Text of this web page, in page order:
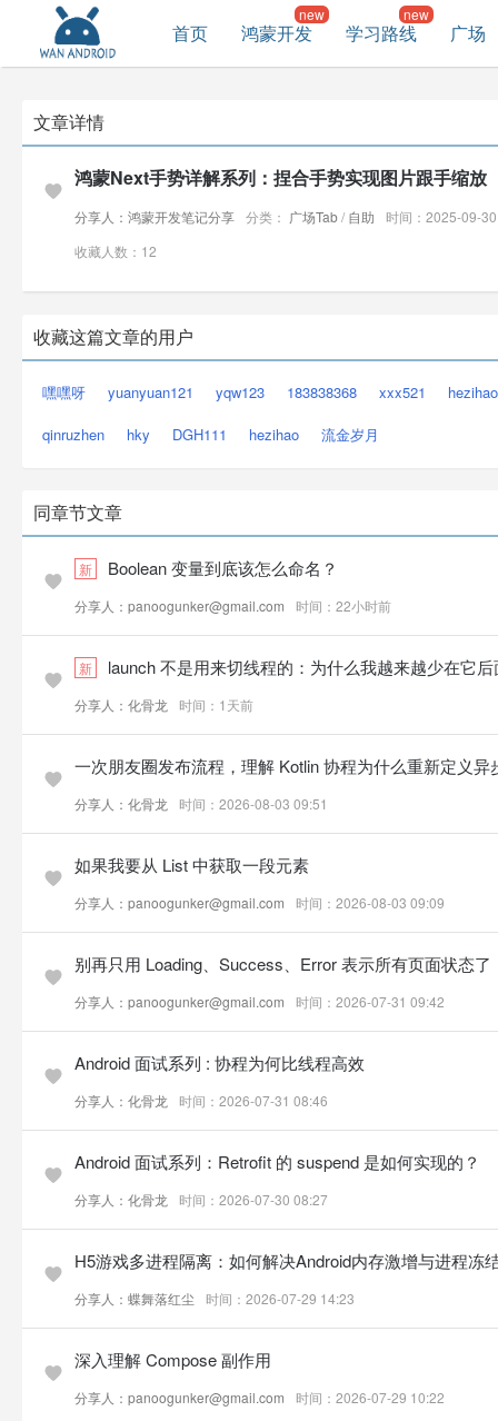
首页 鸿蒙开发 学习路线 广场
文章详情
鸿蒙Next手势详解系列：捏合手势实现图片跟手缩放
分享人：鸿蒙开发笔记分享 分类： 广场Tab/ 自助
时间：2025-09-
收藏人数：12
收藏这篇文章的用户
嘿嘿呀 yuanyuan121 yqw123 183838368 xxx521
qinruzhen
hky DGH111 hezihao 流金岁月
同章节文章
新 Boolean 变量到底该怎么命名？
分享人：panoogunker@gmail.com 时间：22小时前
新 launch 不是用来切线程的：为什么我越来越少在它
分享人：化骨龙 时间：1天前
一次朋友圈发布流程，理解 Kotlin 协程为什么重新定义异
分享人：化骨龙 时间：2026-08-03 09:51
如果我要从 List 中获取一段元素
分享人：panoogunker@gmail.com 时间：2026-08-03 09:09
别再只用 Loading、Success、Error 表示所有页面状态了
分享人：panoogunker@gmail.com 时间：2026-07-31 09:42
Android 面试系列 : 协程为何比线程高效
分享人：化骨龙 时间：2026-07-31 08:46
Android 面试系列：Retrofit 的 suspend 是如何实现的？
分享人：化骨龙 时间：2026-07-30 08:27
H5游戏多进程隔离：如何解决Android内存激增与进程冻
分享人：蝶舞落红尘 时间：2026-07-29 14:23
深入理解 Compose 副作用
分享人：panoogunker@gmail.com 时间：2026-07-29 10:22